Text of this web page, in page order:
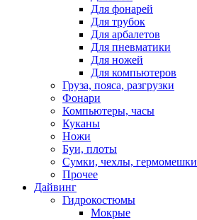
Для фонарей
Для трубок
Для арбалетов
Для пневматики
Для ножей
Для компьютеров
Груза, пояса, разгрузки
Фонари
Компьютеры, часы
Куканы
Ножи
Буи, плоты
Сумки, чехлы, гермомешки
Прочее
Дайвинг
Гидрокостюмы
Мокрые